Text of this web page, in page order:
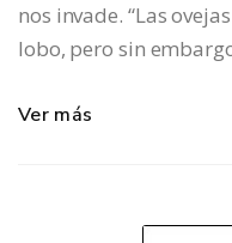
nos invade. “Las
lobo, pero sin
Ver más